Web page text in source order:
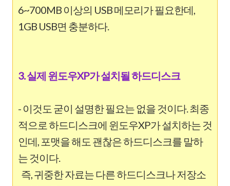
6~700MB 이상의 USB 메모리가 필요한데,
1GB USB면 충분하다.
3. 실제 윈도우XP가 설치될 하드디스크
- 이것도 굳이 설명한 필요는 없을 것이다. 최종
적으로 하드디스크에 윈도우XP가 설치하는 것
인데, 포맷을 해도 괜찮은 하드디스크를 말하
는 것이다.
즉, 귀중한 자료는 다른 하드디스크나 저장소